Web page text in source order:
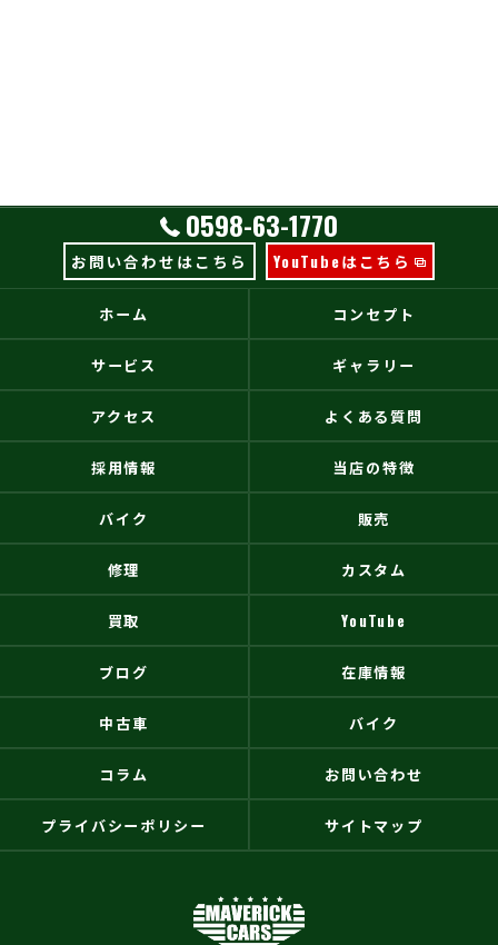
0598-63-1770
お問い合わせはこちら YouTubeはこちら
ホーム コンセプト
サービス ギャラリー
アクセス よくある質問
採用情報 当店の特徴
バイク 販売
修理 カスタム
買取 YouTube
ブログ 在庫情報
中古車 バイク
コラム お問い合わせ
プライバシーポリシー サイトマップ